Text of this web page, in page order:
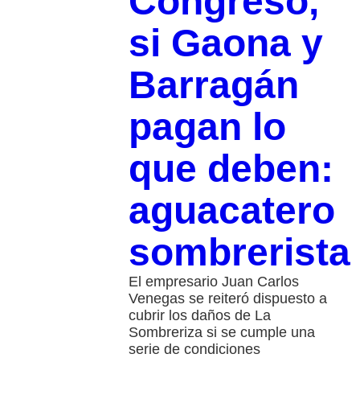
si Gaona y
Barragán
pagan lo
que deben:
aguacatero
sombrerista
El empresario Juan Carlos
Venegas se reiteró dispuesto a
cubrir los daños de La
Sombreriza si se cumple una
serie de condiciones